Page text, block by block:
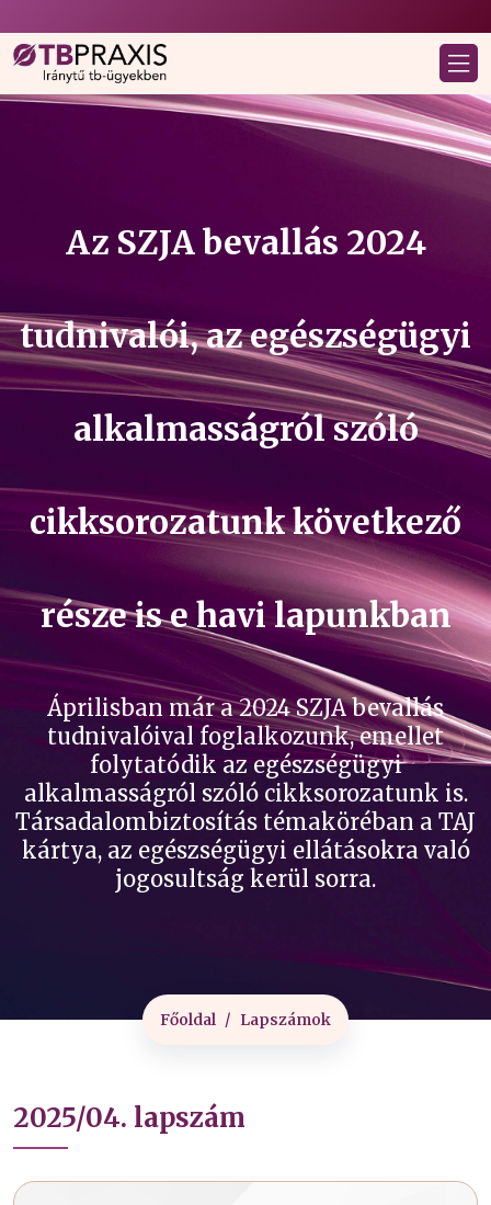
Az SZJA bevallás 2024
tudnivalói, az egészségügyi
alkalmasságról szóló
cikksorozatunk következő
része is e havi lapunkban
Áprilisban már a 2024 SZJA bevallás
tudnivalóival foglalkozunk, emellet
folytatódik az egészségügyi
alkalmasságról szóló cikksorozatunk is.
Társadalombiztosítás témaköréban a TAJ
kártya, az egészségügyi ellátásokra való
jogosultság kerül sorra.
Főoldal Lapszámok
2025/04. lapszám